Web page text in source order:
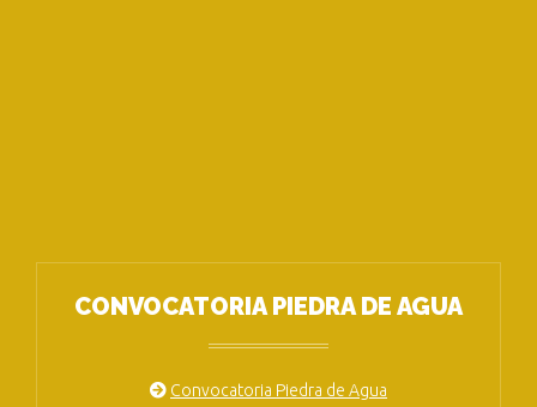
CONVOCATORIA PIEDRA DE AGUA
Convocatoria Piedra de Agua